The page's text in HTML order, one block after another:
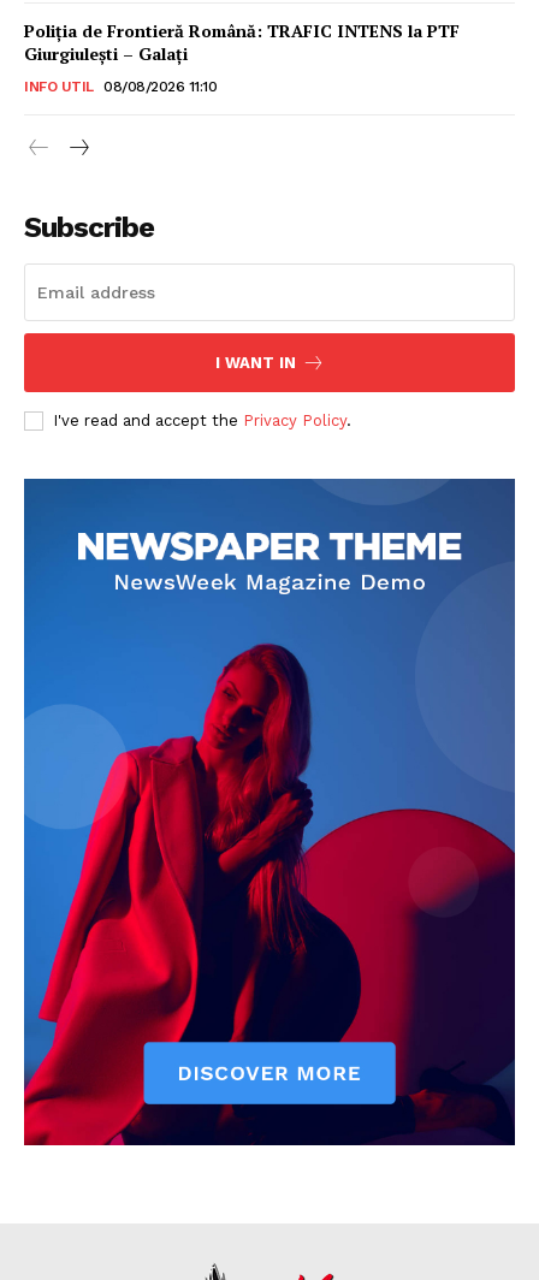
Poliţia de Frontieră Română: TRAFIC INTENS la PTF
Giurgiulești – Galați
INFO UTIL 08/08/2026 11:10
Subscribe
I WANT IN
I've read and accept the Privacy Policy.